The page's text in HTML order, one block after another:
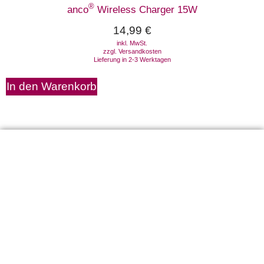
anco®Wireless Charger 15W
14,99 €
inkl. MwSt.
zzgl. Versandkosten
Lieferung in 2-3 Werktagen
In den Warenkorb